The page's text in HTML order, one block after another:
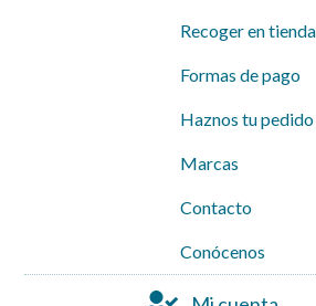
Recoger en tienda
Formas de pago
Haznos tu pedido
Marcas
Contacto
Conócenos